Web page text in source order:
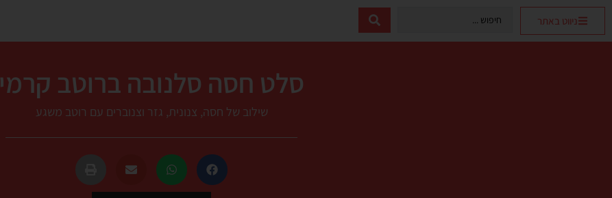
ניווט באתר
סלט חסה סלנובה ברוטב קרמי
שילוב של חסה, צנונית, גזר וצנוברים עם רוטב משגע